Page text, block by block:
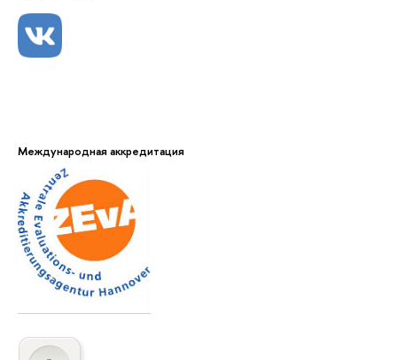
Международная аккредитация